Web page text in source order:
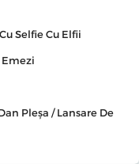
Selfie Cu Elfii
Pleșa / Lansare De